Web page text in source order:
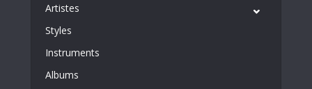
Artistes
Styles
Instruments
Albums